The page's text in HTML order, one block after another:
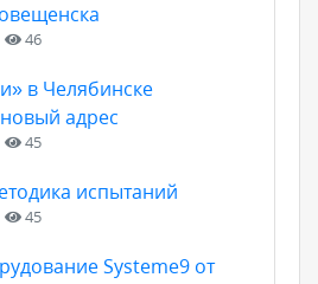
46
в Челябинске
адрес
45
испытаний
45
Systeme9 от